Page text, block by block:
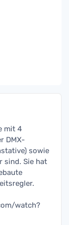
mit 4
DMX-
sowie
sind. Sie hat
watch?